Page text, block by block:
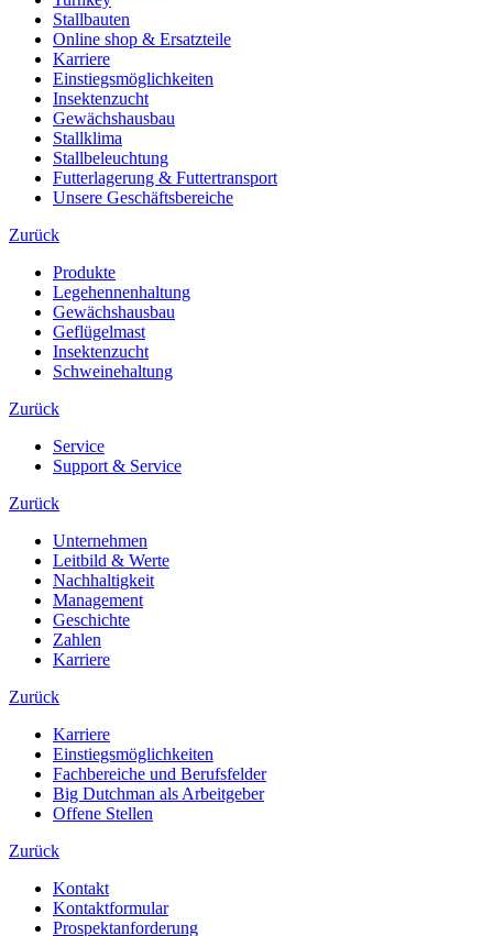
Stallbauten
Online shop & Ersatzteile
Karriere
Einstiegsmöglichkeiten
Insektenzucht
Gewächshausbau
Stallklima
Stallbeleuchtung
Futterlagerung & Futtertransport
Unsere Geschäftsbereiche
Zurück
Produkte
Legehennenhaltung
Gewächshausbau
Geflügelmast
Insektenzucht
Schweinehaltung
Zurück
Service
Support & Service
Zurück
Unternehmen
Leitbild & Werte
Nachhaltigkeit
Management
Geschichte
Zahlen
Karriere
Zurück
Karriere
Einstiegsmöglichkeiten
Fachbereiche und Berufsfelder
Big Dutchman als Arbeitgeber
Offene Stellen
Zurück
Kontakt
Kontaktformular
Prospektanforderung